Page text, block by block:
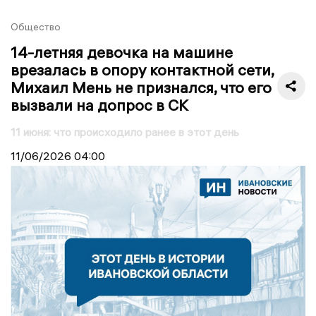
Общество
14-летняя девочка на машине
врезалась в опору контактной сети,
Михаил Мень не признался, что его
вызвали на допрос в СК
11 июня: что происходило ранее в этот день
11/06/2026 04:00